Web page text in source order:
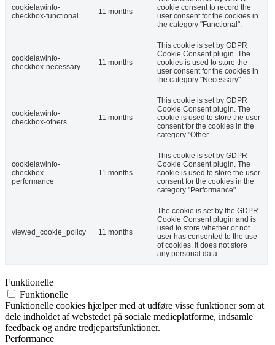
cookielawinfo-
checkbox-functional
11 months
cookie consent to record the
user consent for the cookies in
the category "Functional".
cookielawinfo-
checkbox-necessary
11 months
This cookie is set by GDPR
Cookie Consent plugin. The
cookies is used to store the
user consent for the cookies in
the category "Necessary".
cookielawinfo-
checkbox-others
11 months
This cookie is set by GDPR
Cookie Consent plugin. The
cookie is used to store the user
consent for the cookies in the
category "Other.
cookielawinfo-
checkbox-
performance
11 months
This cookie is set by GDPR
Cookie Consent plugin. The
cookie is used to store the user
consent for the cookies in the
category "Performance".
viewed_cookie_policy 11 months
The cookie is set by the GDPR
Cookie Consent plugin and is
used to store whether or not
user has consented to the use
of cookies. It does not store
any personal data.
Funktionelle
Funktionelle
Funktionelle cookies hjælper med at udføre visse funktioner som at
dele indholdet af webstedet på sociale medieplatforme, indsamle
feedback og andre tredjepartsfunktioner.
Performance